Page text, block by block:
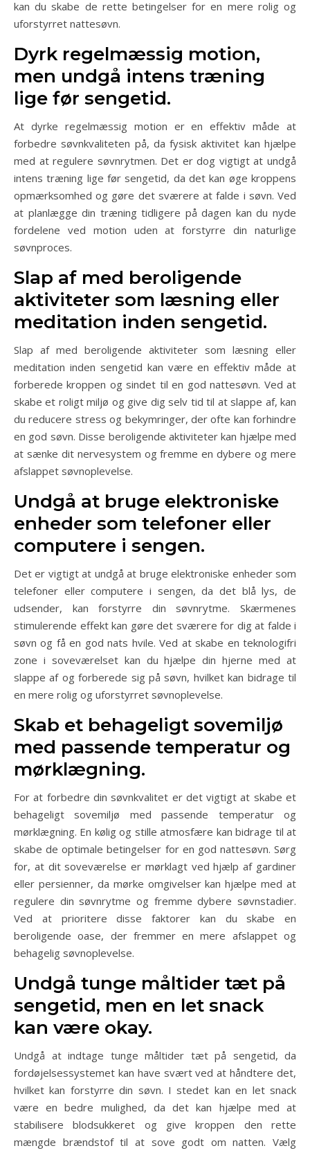
kan du skabe de rette betingelser for en mere rolig og
uforstyrret nattesøvn.
Dyrk regelmæssig motion,
men undgå intens træning
lige før sengetid.
At dyrke regelmæssig motion er en effektiv måde at
forbedre søvnkvaliteten på, da fysisk aktivitet kan hjælpe
med at regulere søvnrytmen. Det er dog vigtigt at undgå
intens træning lige før sengetid, da det kan øge kroppens
opmærksomhed og gøre det sværere at falde i søvn. Ved
at planlægge din træning tidligere på dagen kan du nyde
fordelene ved motion uden at forstyrre din naturlige
søvnproces.
Slap af med beroligende
aktiviteter som læsning eller
meditation inden sengetid.
Slap af med beroligende aktiviteter som læsning eller
meditation inden sengetid kan være en effektiv måde at
forberede kroppen og sindet til en god nattesøvn. Ved at
skabe et roligt miljø og give dig selv tid til at slappe af, kan
du reducere stress og bekymringer, der ofte kan forhindre
en god søvn. Disse beroligende aktiviteter kan hjælpe med
at sænke dit nervesystem og fremme en dybere og mere
afslappet søvnoplevelse.
Undgå at bruge elektroniske
enheder som telefoner eller
computere i sengen.
Det er vigtigt at undgå at bruge elektroniske enheder som
telefoner eller computere i sengen, da det blå lys, de
udsender, kan forstyrre din søvnrytme. Skærmenes
stimulerende effekt kan gøre det sværere for dig at falde i
søvn og få en god nats hvile. Ved at skabe en teknologifri
zone i soveværelset kan du hjælpe din hjerne med at
slappe af og forberede sig på søvn, hvilket kan bidrage til
en mere rolig og uforstyrret søvnoplevelse.
Skab et behageligt sovemiljø
med passende temperatur og
mørklægning.
For at forbedre din søvnkvalitet er det vigtigt at skabe et
behageligt sovemiljø med passende temperatur og
mørklægning. En kølig og stille atmosfære kan bidrage til at
skabe de optimale betingelser for en god nattesøvn. Sørg
for, at dit soveværelse er mørklagt ved hjælp af gardiner
eller persienner, da mørke omgivelser kan hjælpe med at
regulere din søvnrytme og fremme dybere søvnstadier.
Ved at prioritere disse faktorer kan du skabe en
beroligende oase, der fremmer en mere afslappet og
behagelig søvnoplevelse.
Undgå tunge måltider tæt på
sengetid, men en let snack
kan være okay.
Undgå at indtage tunge måltider tæt på sengetid, da
fordøjelsessystemet kan have svært ved at håndtere det,
hvilket kan forstyrre din søvn. I stedet kan en let snack
være en bedre mulighed, da det kan hjælpe med at
stabilisere blodsukkeret og give kroppen den rette
mængde brændstof til at sove godt om natten. Vælg